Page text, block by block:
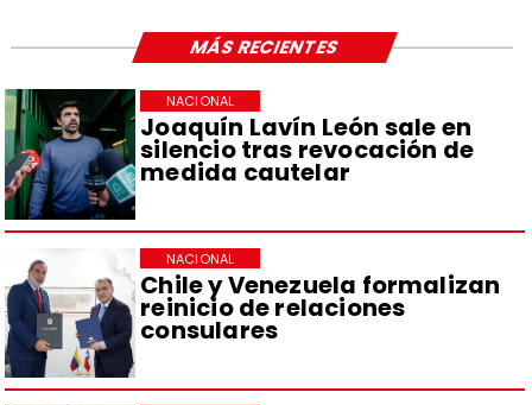
Joaquín Lavín León sale en
silencio tras revocación de
medida cautelar
NACIONAL
Chile y Venezuela formalizan
reinicio de relaciones
consulares
NACIONAL
MÁS RECIENTES